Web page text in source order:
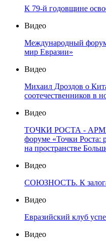
К 79-й годовщине
Видео
Международный
мир Евразии»
Видео
Михаил Дроздов о
соотечественников в
Видео
ТОЧКИ РОСТА -
форуме «Точки Роста:
на пространстве
Видео
СОЮЗНОСТЬ. К
Видео
Евразийский клуб
Видео